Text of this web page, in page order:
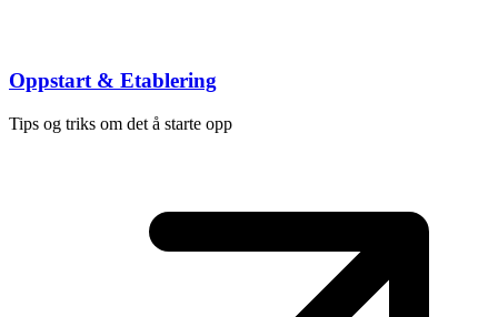
Oppstart & Etablering
Tips og triks om det å starte opp